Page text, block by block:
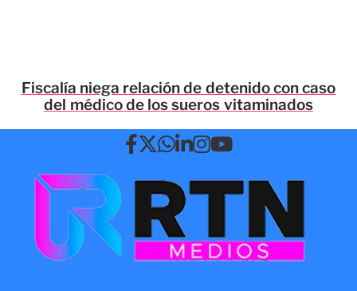
Fiscalía niega relación de detenido con caso
del médico de los sueros vitaminados